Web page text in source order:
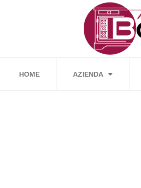
HOME AZIENDA